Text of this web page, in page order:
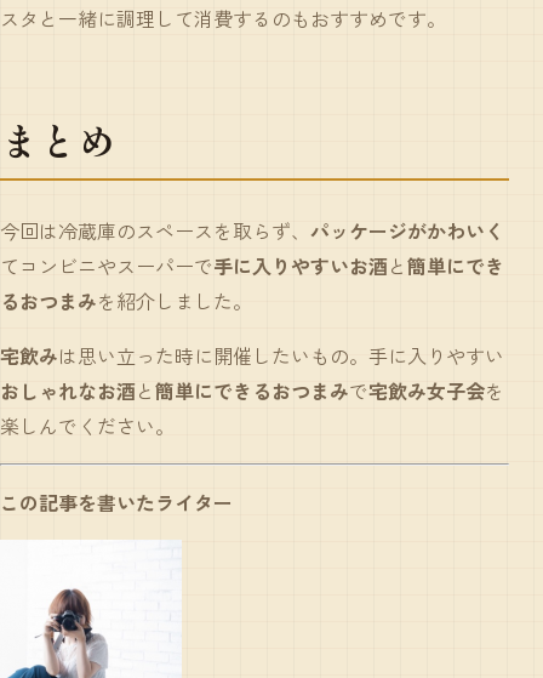
スタと一緒に調理して消費するのもおすすめです。
まとめ
今回は冷蔵庫のスペースを取らず、 パッケージがかわいく
てコンビニやスーパーで手に入りやすいお酒と簡単にでき
るおつまみを紹介しました。
宅飲みは思い立った時に開催したいもの。手に入りやすい
おしゃれなお酒と簡単にできるおつまみで宅飲み女子会を
楽しんでください。
この記事を書いたライター